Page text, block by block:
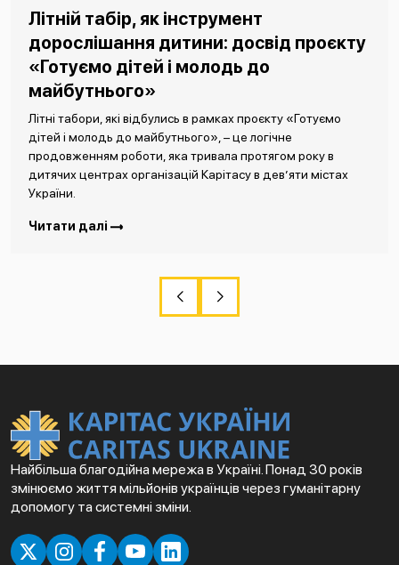
Літній табір, як інструмент
дорослішання дитини: досвід проєкту
«Готуємо дітей і молодь до
майбутнього»
Літні табори, які відбулись в рамках проєкту «Готуємо
дітей і молодь до майбутнього», – це логічне
продовженням роботи, яка тривала протягом року в
дитячих центрах організацій Карітасу в дев’яти містах
України.
Читати далі
Найбільша благодійна мережа в Україні. Понад 30 років
змінюємо життя мільйонів українців через гуманітарну
допомогу та системні зміни.